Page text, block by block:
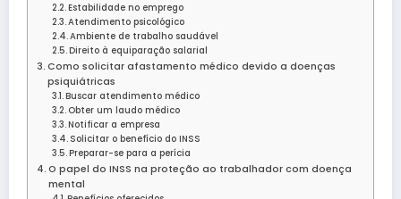
Estabilidade no emprego
Atendimento psicológico
Ambiente de trabalho saudável
Direito à equiparação salarial
Como solicitar afastamento médico devido a doenças
psiquiátricas
Buscar atendimento médico
Obter um laudo médico
Notificar a empresa
Solicitar o benefício do INSS
Preparar-se para a perícia
O papel do INSS na proteção ao trabalhador com doença
mental